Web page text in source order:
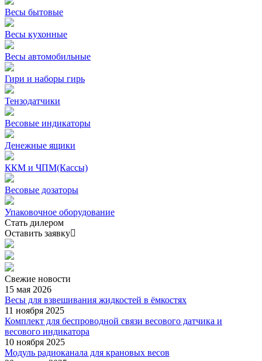
Весы бытовые
Весы кухонные
Весы автомобильные
Гири и наборы гирь
Тензодатчики
Весовые индикаторы
Денежные ящики
ККМ и ЧПМ(Кассы)
Весовые дозаторы
Упаковочное оборудование
Стать дилером
Оставить заявку
Свежие новости
15 мая 2026
Весы для взвешивания жидкостей в ёмкостях
11 ноября 2025
Комплект для беспроводной связи весового датчика и
весового индикатора
10 ноября 2025
Модуль радиоканала для крановых весов